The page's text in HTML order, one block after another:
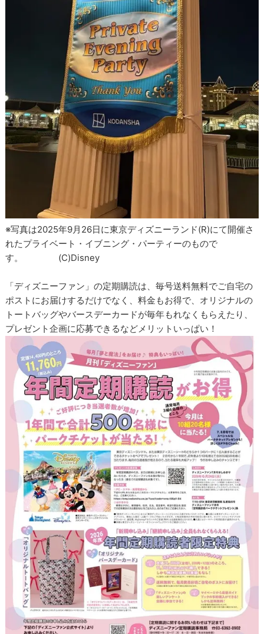
※写真は2025年9月26日に東京ディズニーランド(R)にて開催さ
れたプライベート・イブニング・パーティーのもので
す。 (C)Disney
「ディズニーファン」の定期購読は、毎号送料無料でご自宅の
ポストにお届けするだけでなく、料金もお得で、オリジナルの
トートバッグやバースデーカードが毎年もれなくもらえたり、
プレゼント企画に応募できるなどメリットいっぱい！